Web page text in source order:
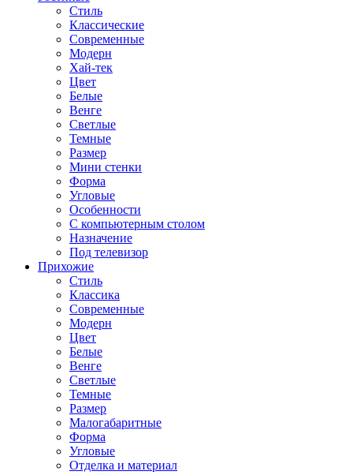
Стиль
Классические
Современные
Модерн
Хай-тек
Цвет
Белые
Венге
Светлые
Темные
Размер
Мини стенки
Форма
Угловые
Особенности
С компьютерным столом
Назначение
Под телевизор
Прихожие
Стиль
Классика
Современные
Модерн
Цвет
Белые
Венге
Светлые
Темные
Размер
Малогабаритные
Форма
Угловые
Отделка и материал